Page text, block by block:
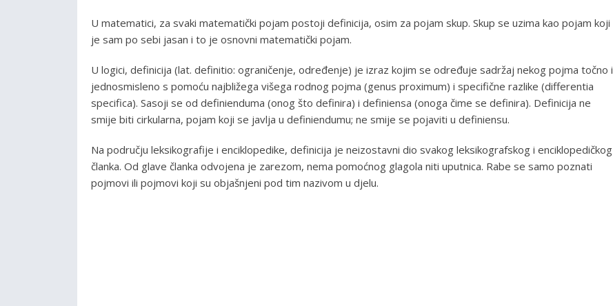
U matematici, za svaki matematički pojam postoji definicija, osim za pojam skup. Skup se uzima kao pojam koji
je sam po sebi jasan i to je osnovni matematički pojam.
U logici, definicija (lat. definitio: ograničenje, određenje) je izraz kojim se određuje sadržaj nekog pojma točno i
jednosmisleno s pomoću najbližega višega rodnog pojma (genus proximum) i specifične razlike (differentia
specifica). Sasoji se od definienduma (onog što definira) i definiensa (onoga čime se definira). Definicija ne
smije biti cirkularna, pojam koji se javlja u definiendumu; ne smije se pojaviti u definiensu.
Na području leksikografije i enciklopedike, definicija je neizostavni dio svakog leksikografskog i enciklopedičkog
članka. Od glave članka odvojena je zarezom, nema pomoćnog glagola niti uputnica. Rabe se samo poznati
pojmovi ili pojmovi koji su objašnjeni pod tim nazivom u djelu.